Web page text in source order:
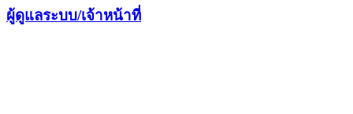
ผู้ดูแลระบบ/เจ้าหน้าที่